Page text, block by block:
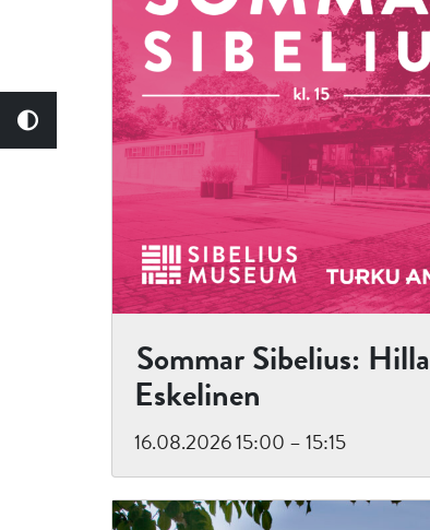
Sommar Sibelius: Hilla
Eskelinen
16.08.2026 15:00 – 15:15